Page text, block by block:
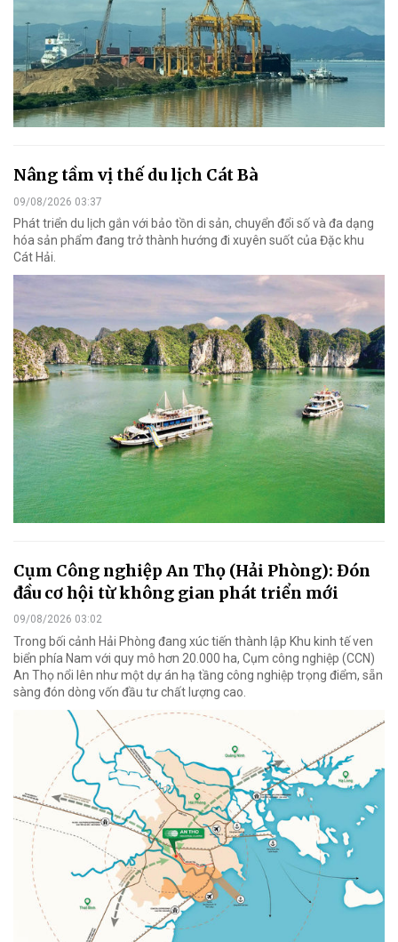
Nâng tầm vị thế du lịch Cát Bà
09/08/2026 03:37
Phát triển du lịch gắn với bảo tồn di sản, chuyển đổi số và đa dạng
hóa sản phẩm đang trở thành hướng đi xuyên suốt của Đặc khu
Cát Hải.
Cụm Công nghiệp An Thọ (Hải Phòng): Đón
đầu cơ hội từ không gian phát triển mới
09/08/2026 03:02
Trong bối cảnh Hải Phòng đang xúc tiến thành lập Khu kinh tế ven
biển phía Nam với quy mô hơn 20.000 ha, Cụm công nghiệp (CCN)
An Thọ nổi lên như một dự án hạ tầng công nghiệp trọng điểm, sẵn
sàng đón dòng vốn đầu tư chất lượng cao.